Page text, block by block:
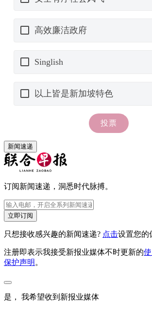
新闻速递
订阅新闻速递，洞悉时代脉搏。
立即订阅
只想接收感兴趣的新闻速递? 点击设置您的
注册即表示我接受新报业媒体不时更新的
保护声明 。
是， 我希望收到新报业媒体